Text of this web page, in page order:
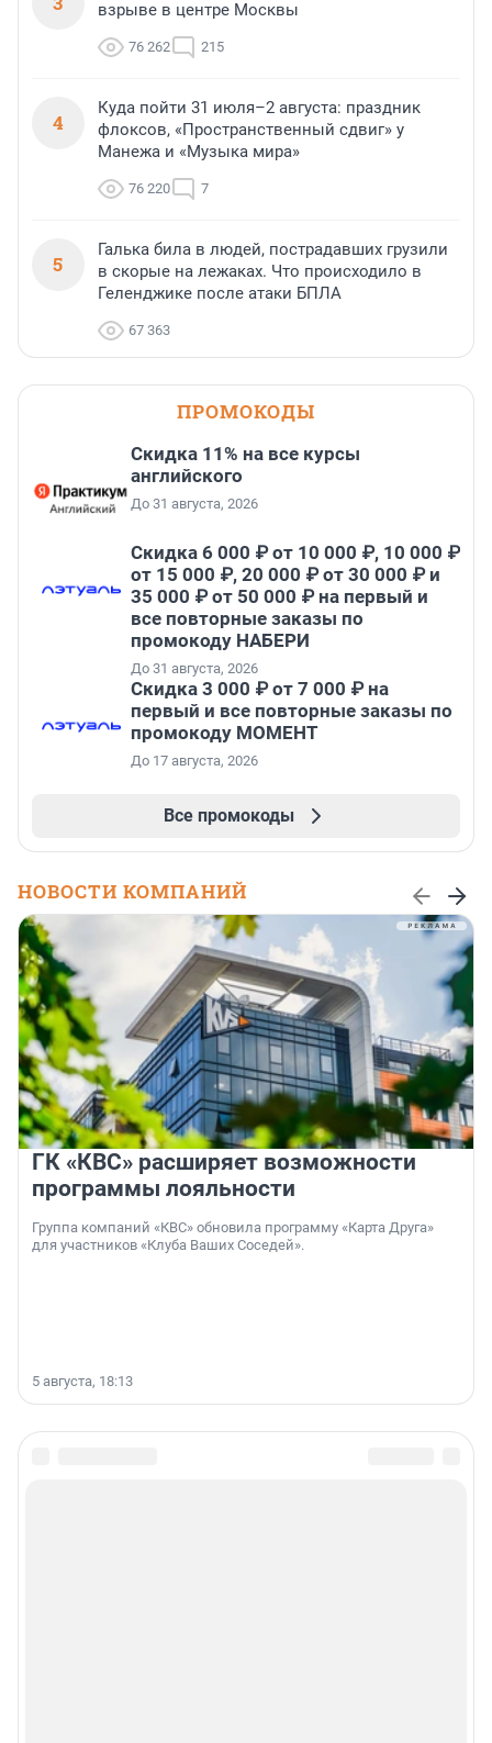
взрыве в центре Москвы
76 262 215
4
Куда пойти 31 июля–2 августа: праздник
флоксов, «Пространственный сдвиг» у
Манежа и «Музыка мира»
76 220 7
5
Галька била в людей, пострадавших грузили
в скорые на лежаках. Что происходило в
Геленджике после атаки БПЛА
67 363
ПРОМОКОДЫ
Скидка 11% на все курсы
английского
До 31 августа, 2026
Скидка 6 000 ₽ от 10 000 ₽, 10 000 ₽
от 15 000 ₽, 20 000 ₽ от 30 000 ₽ и
35 000 ₽ от 50 000 ₽ на первый и
все повторные заказы по
промокоду НАБЕРИ
До 31 августа, 2026
Скидка 3 000 ₽ от 7 000 ₽ на
первый и все повторные заказы по
промокоду МОМЕНТ
До 17 августа, 2026
Все промокоды
НОВОСТИ КОМПАНИЙ
ГК «КВС» расширяет возможности
программы лояльности
Группа компаний «КВС» обновила программу «Карта Друга»
для участников «Клуба Ваших Соседей».
5 августа, 18:13